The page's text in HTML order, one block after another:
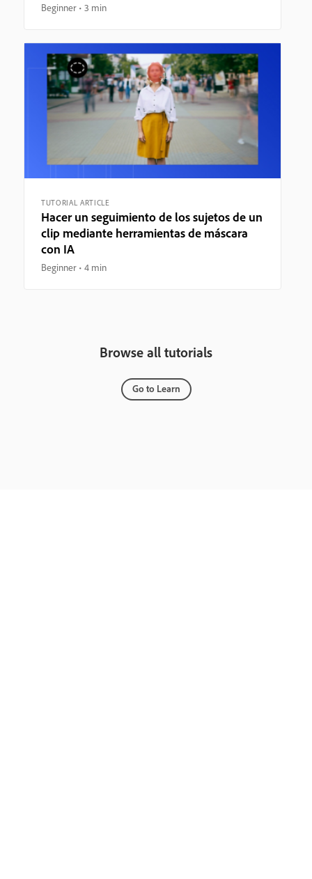
Beginner 3 min
TUTORIAL ARTICLE
Hacer un seguimiento de los sujetos de un
clip mediante herramientas de máscara
con IA
Beginner 4 min
Browse all tutorials
Go to Learn